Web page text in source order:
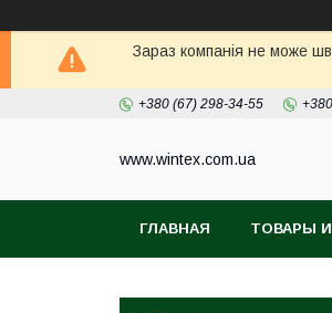
Зараз компанія не може
+380 (67) 298-34-55
www.wintex.com.ua
ГЛАВНАЯ ТОВАРЫ И